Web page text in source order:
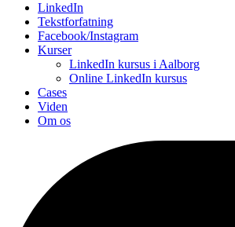
LinkedIn
Tekstforfatning
Facebook/Instagram
Kurser
LinkedIn kursus i Aalborg
Online LinkedIn kursus
Cases
Viden
Om os